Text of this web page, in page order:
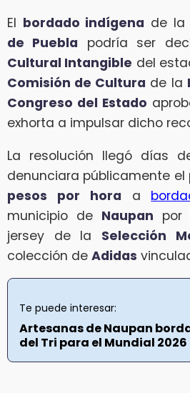
El bordado indígena de la
de Puebla podría ser
Cultural Intangible del
Comisión de Cultura de la
Congreso del Estado
exhorta a impulsar dicho
La resolución llegó días
denunciara públicamente
pesos por hora a
municipio de Naupan por
jersey de la Selección
colección de Adidas
Te puede interesar:
Artesanas de Naupan
del Tri para el Mundial 2026